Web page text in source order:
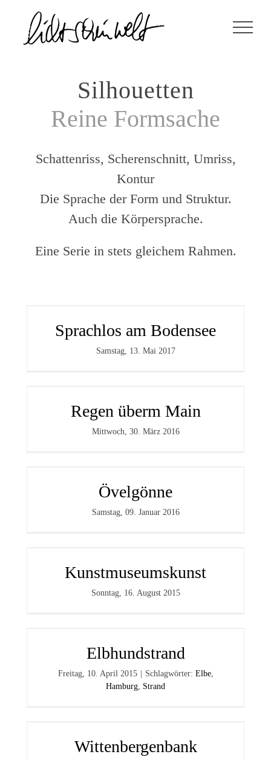
Inhalt
springen
Silhouetten
Reine Formsache
Schattenriss, Scherenschnitt, Umriss,
Kontur
Die Sprache der Form und Struktur.
Auch die Körpersprache.
Eine Serie in stets gleichem Rahmen.
Sprachlos am Bodensee
Samstag, 13. Mai 2017
Regen überm Main
Mittwoch, 30. März 2016
Övelgönne
Samstag, 09. Januar 2016
Kunstmuseumskunst
Sonntag, 16. August 2015
Elbhundstrand
Freitag, 10. April 2015 Schlagwörter: Elbe,
Hamburg, Strand
Wittenbergenbank